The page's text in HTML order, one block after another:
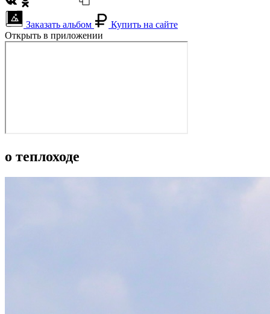
Заказать альбом
Купить на сайте
Открыть в приложении
о теплоходе